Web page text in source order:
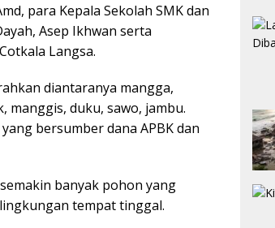
para Kepala Sekolah SMK dan
Asep Ikhwan serta
Langsa.
diantaranya mangga,
manggis, duku, sawo, jambu.
bersumber dana APBK dan
banyak pohon yang
tempat tinggal.